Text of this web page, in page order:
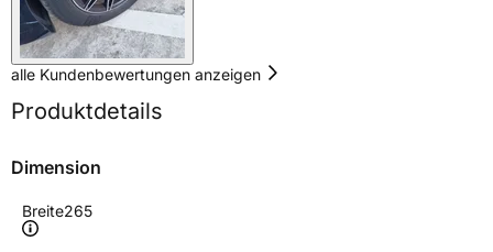
alle Kundenbewertungen anzeigen
Produktdetails
Dimension
Breite265